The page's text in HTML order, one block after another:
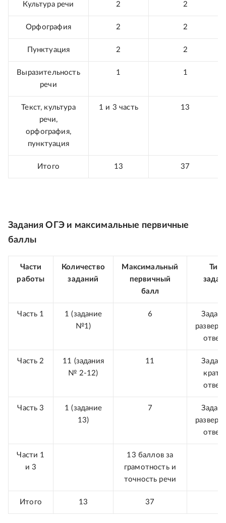
Культура речи 2 2
Орфография 2 2
Пунктуация 2 2
Выразительность
речи
1 1
Текст, культура
речи,
орфография,
пунктуация
1 и 3 часть 13
Итого 13 37
Задания ОГЭ и максимальные первичные
баллы
Части
работы
Количество
заданий
Максимальный
первичный
балл
Часть 1
1 (задание
№1)
6
Часть 2
11 (задания
№ 2-12)
11
Часть 3
1 (задание
13)
7
Части 1
и 3
13 баллов за
грамотность и
точность речи
Итого 13 37